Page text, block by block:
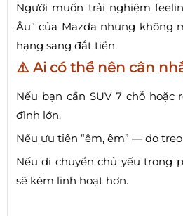
Người muốn trải nghiệm
Âu” của Mazda nhưng không
hạng sang đắt tiền.
⚠️ Ai có thể nên cân
Nếu bạn cần SUV 7 chỗ hoặc
đình lớn.
Nếu ưu tiên “êm, êm” — do
Nếu di chuyển chủ yếu trong
sẽ kém linh hoạt hơn.